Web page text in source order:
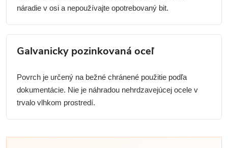
náradie v osi a nepoužívajte opotrebovaný bit.
Galvanicky pozinkovaná oceľ
Povrch je určený na bežné chránené použitie podľa
dokumentácie. Nie je náhradou nehrdzavejúcej ocele v
trvalo vlhkom prostredí.